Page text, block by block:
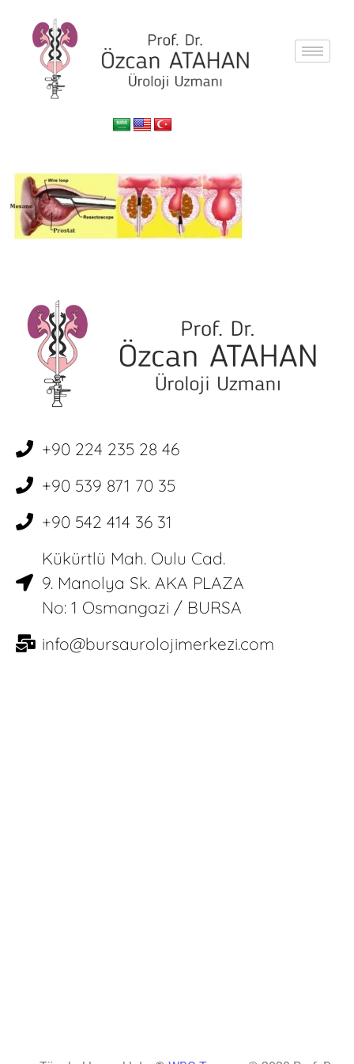
+90 224 235 28 46
+90 539 871 70 35
+90 542 414 36 31
Kükürtlü Mah. Oulu Cad.
9. Manolya Sk. AKA PLAZA
No: 1 Osmangazi / BURSA
info@bursaurolojimerkezi.com